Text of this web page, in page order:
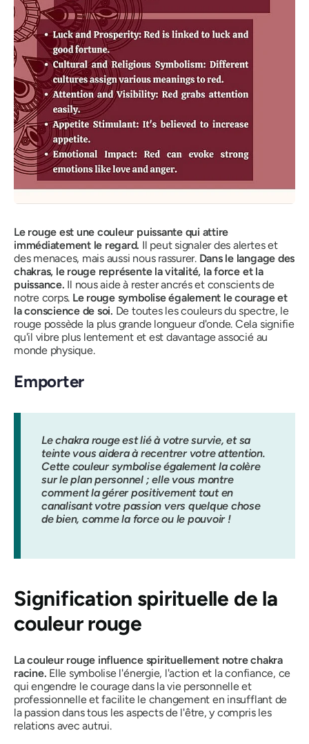
Le rouge est une couleur puissante qui attire
immédiatement le regard. Il peut signaler des alertes et
des menaces, mais aussi nous rassurer. Dans le langage des
chakras, le rouge représente la vitalité, la force et la
puissance. Il nous aide à rester ancrés et conscients de
notre corps. Le rouge symbolise également le courage et
la conscience de soi. De toutes les couleurs du spectre, le
rouge possède la plus grande longueur d'onde. Cela signifie
qu'il vibre plus lentement et est davantage associé au
monde physique.
Emporter
Le chakra rouge est lié à votre survie, et sa
teinte vous aidera à recentrer votre attention.
Cette couleur symbolise également la colère
sur le plan personnel ; elle vous montre
comment la gérer positivement tout en
canalisant votre passion vers quelque chose
de bien, comme la force ou le pouvoir !
Signification spirituelle de la
couleur rouge
La couleur rouge influence spirituellement notre chakra
racine. Elle symbolise l'énergie, l'action et la confiance, ce
qui engendre le courage dans la vie personnelle et
professionnelle et facilite le changement en insufflant de
la passion dans tous les aspects de l'être, y compris les
relations avec autrui.